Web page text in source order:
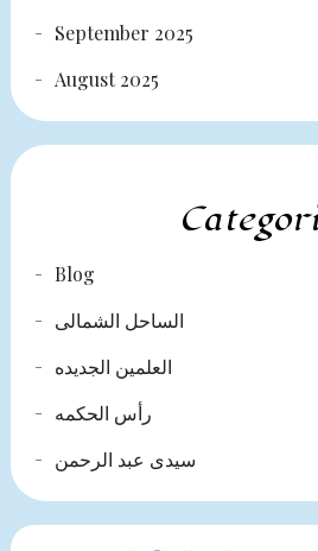
September 2025
August 2025
Blog
الساحل الشمالى
العلمين الجديده
رأس الحكمه
سيدى عبد الرحمن